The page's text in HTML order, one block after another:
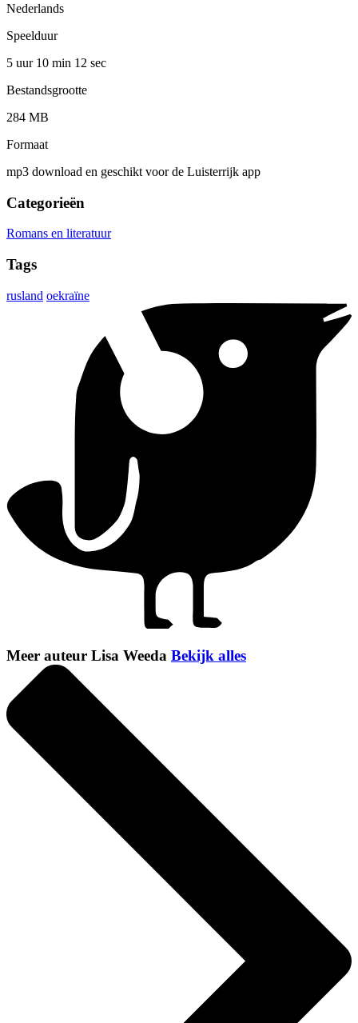
Nederlands
Speelduur
5 uur 10 min 12 sec
Bestandsgrootte
284 MB
Formaat
mp3 download en geschikt voor de Luisterrijk app
Categorieën
Romans en literatuur
Tags
rusland oekraïne
Meer auteur Lisa Weeda Bekijk alles